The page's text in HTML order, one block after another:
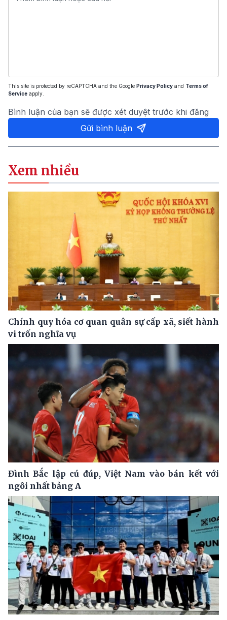
This site is protected by reCAPTCHA and the Google Privacy Policy and Terms of
Service apply.
Bình luận của bạn sẽ được xét duyệt trước khi đăng
Gửi bình luận
Xem nhiều
Chính quy hóa cơ quan quân sự cấp xã, siết hành
vi trốn nghĩa vụ
Đình Bắc lập cú đúp, Việt Nam vào bán kết với
ngôi nhất bảng A